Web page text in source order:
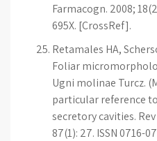
Farmacogn. 2008;
695X. [CrossRef].
Retamales HA,
Foliar
Ugni molinae Turcz.
particular reference
secretory cavities.
87(1): 27. ISSN 0716-